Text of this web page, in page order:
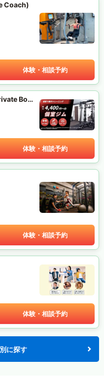
Coach)
体験・相談予約
プライベートボックスフィット (Private Box Fit)
体験・相談予約
体験・相談予約
体験・相談予約
に探す